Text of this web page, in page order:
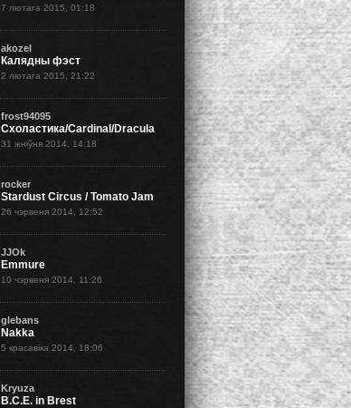
7 лютага 2015, 01:18
akozel
Калядны фэст
2 лютага 2015, 21:22
frost94095
Схоластика/Cardinal/Dracula
31 жніўня 2014, 14:18
rocker
Stardust Circus / Tomato Jam
26 чэрвеня 2014, 12:52
JJOk
Emmure
10 чэрвеня 2014, 11:26
glebans
Nakka
5 красавіка 2014, 18:06
Kryuza
B.C.E. in Brest